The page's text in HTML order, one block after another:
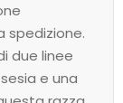
spedizione.
due linee
e una